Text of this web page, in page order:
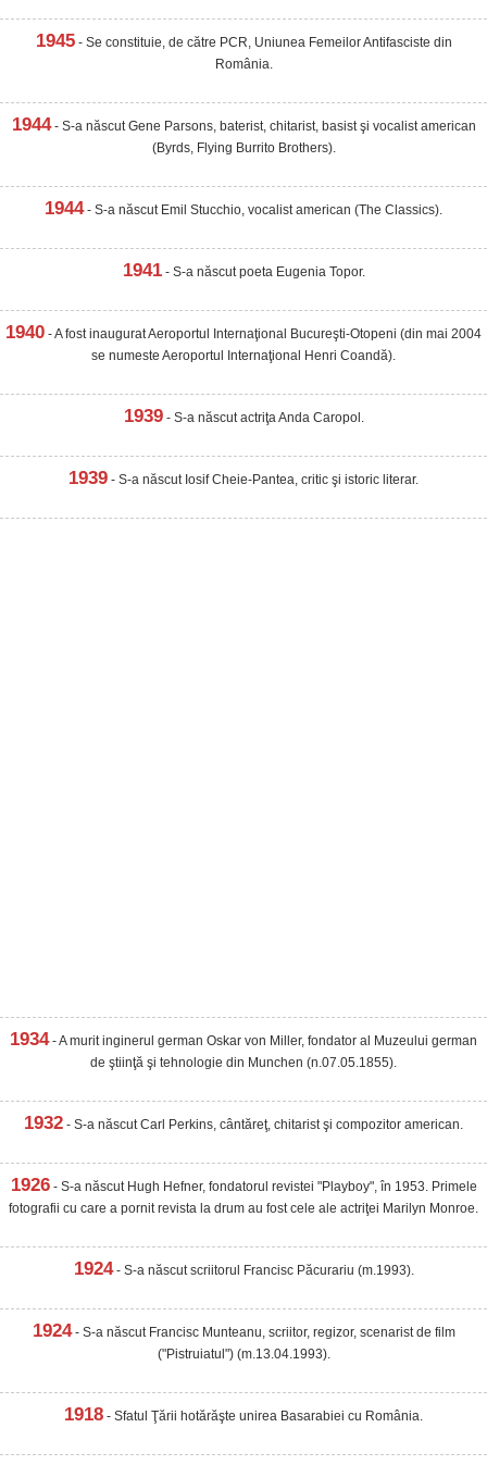
1945- Se constituie, de către PCR, Uniunea Femeilor Antifasciste din
România.
1944- S-a născut Gene Parsons, baterist, chitarist, basist şi vocalist american
(Byrds, Flying Burrito Brothers).
1944- S-a născut Emil Stucchio, vocalist american (The Classics).
1941- S-a născut poeta Eugenia Topor.
1940 - A fost inaugurat Aeroportul Internaţional Bucureşti-Otopeni (din mai 2004
se numeste Aeroportul Internaţional Henri Coandă).
1939- S-a născut actriţa Anda Caropol.
1939 - S-a născut Iosif Cheie-Pantea, critic şi istoric literar.
1934- A murit inginerul german Oskar von Miller, fondator al Muzeului german
de ştiinţă şi tehnologie din Munchen (n.07.05.1855).
1932 - S-a născut Carl Perkins, cântăreţ, chitarist şi compozitor american.
1926- S-a născut Hugh Hefner, fondatorul revistei "Playboy", în 1953. Primele
fotografii cu care a pornit revista la drum au fost cele ale actriţei Marilyn Monroe.
1924- S-a născut scriitorul Francisc Păcurariu (m.1993).
1924- S-a născut Francisc Munteanu, scriitor, regizor, scenarist de film
("Pistruiatul") (m.13.04.1993).
1918 - Sfatul Ţării hotărăşte unirea Basarabiei cu România.